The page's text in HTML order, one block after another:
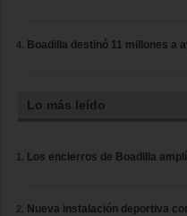
Boadilla destinó 11 millones a
Lo más leído
Los encierros de Boadilla
Nueva instalación deportiva